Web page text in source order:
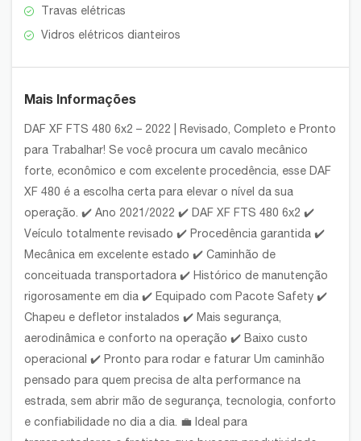
Travas elétricas
Vidros elétricos dianteiros
Mais Informações
DAF XF FTS 480 6x2 – 2022 | Revisado, Completo e Pronto
para Trabalhar! Se você procura um cavalo mecânico
forte, econômico e com excelente procedência, esse DAF
XF 480 é a escolha certa para elevar o nível da sua
operação. ✔️ Ano 2021/2022 ✔️ DAF XF FTS 480 6x2 ✔️
Veículo totalmente revisado ✔️ Procedência garantida ✔️
Mecânica em excelente estado ✔️ Caminhão de
conceituada transportadora ✔️ Histórico de manutenção
rigorosamente em dia ✔️ Equipado com Pacote Safety ✔️
Chapeu e defletor instalados ✔️ Mais segurança,
aerodinâmica e conforto na operação ✔️ Baixo custo
operacional ✔️ Pronto para rodar e faturar Um caminhão
pensado para quem precisa de alta performance na
estrada, sem abrir mão de segurança, tecnologia, conforto
e confiabilidade no dia a dia. 💼 Ideal para